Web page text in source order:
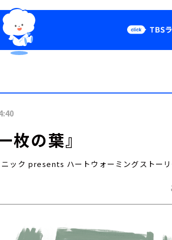
Podcast
枚の葉』
ック presents ハートウォーミングストーリ